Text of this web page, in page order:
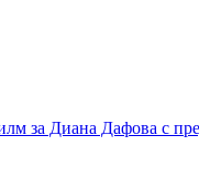
за Диана Дафова с